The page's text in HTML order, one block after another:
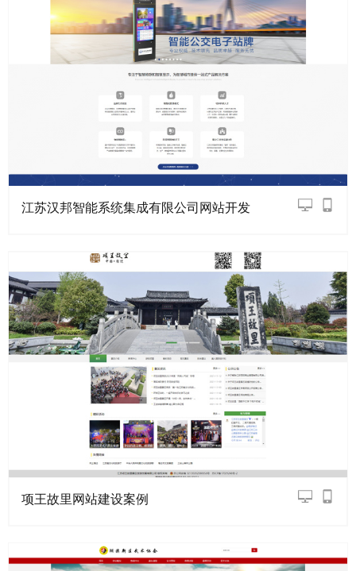
江苏汉邦智能系统集成有限公司网站开发
项王故里网站建设案例